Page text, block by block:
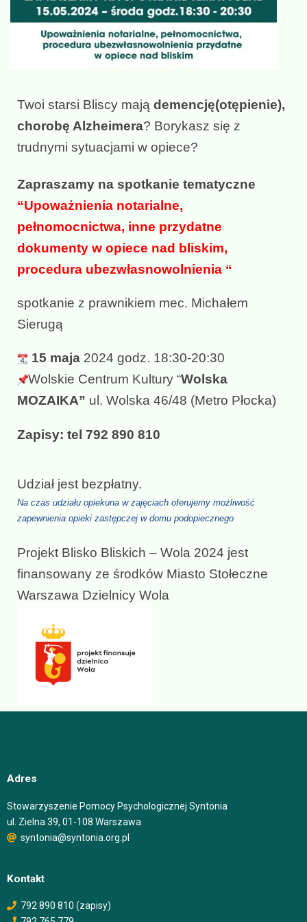
Twoi starsi Bliscy mają demencję(otępienie),
chorobę Alzheimera? Borykasz się z
trudnymi sytuacjami w opiece?
Zapraszamy na spotkanie tematyczne
“Upoważnienia notarialne,
pełnomocnictwa, inne przydatne
dokumenty w opiece nad bliskim,
procedura ubezwłasnowolnienia “
spotkanie z prawnikiem mec. Michałem
Sierugą
15 maja 2024 godz. 18:30-20:30
Wolskie Centrum Kultury “Wolska
MOZAIKA” ul. Wolska 46/48 (Metro Płocka)
Zapisy: tel 792 890 810
Udział jest bezpłatny.
Na czas udziału opiekuna w zajęciach oferujemy możliwość
zapewnienia opieki zastępczej w domu podopiecznego
Projekt Blisko Bliskich – Wola 2024 jest
finansowany ze środków Miasto Stołeczne
Warszawa Dzielnicy Wola
Adres
Stowarzyszenie Pomocy Psychologicznej Syntonia
ul. Zielna 39, 01-108 Warszawa
syntonia@syntonia.org.pl
Kontakt
792 890 810 (zapisy)